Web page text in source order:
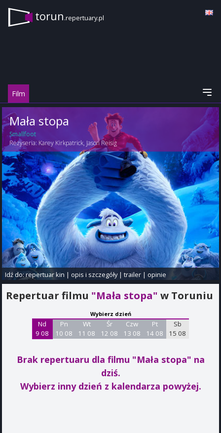
torun.repertuary.pl
Film
Mała stopa
Smallfoot
Reżyseria: Karey Kirkpatrick, Jason Reisig
Idź do:repertuar kin |opis i szczegóły|trailer |opinie
Repertuar filmu "Mała stopa" w Toruniu
Wybierz dzień
Nd
9 08
Pn
10 08
Wt
11 08
Śr
12 08
Czw
13 08
Pt
14 08
Sb
15 08
Brak repertuaru dla filmu "Mała stopa" na
dziś.
Wybierz inny dzień z kalendarza powyżej.